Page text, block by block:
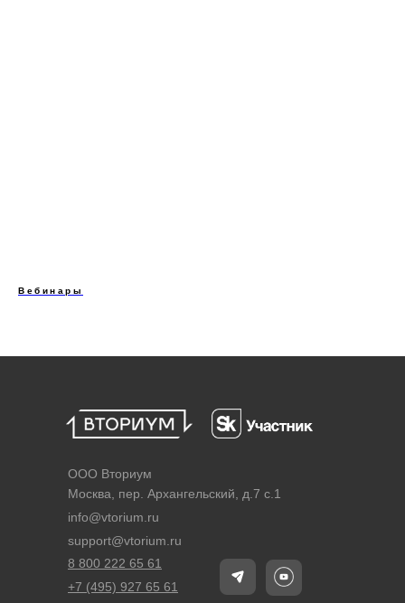
Вебинары
8 800 222 65 61
+7 (495) 927 65 61
Москва, пер. Архангельский, д.7 с.1
ООО Вториум
info@vtorium.ru
support@vtorium.ru